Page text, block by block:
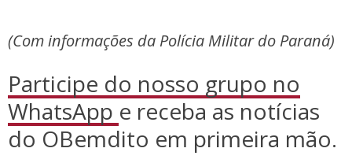
(Com informações da Polícia Militar do Paraná)
Participe do nosso grupo no
WhatsApp e receba as notícias
do OBemdito em primeira mão.